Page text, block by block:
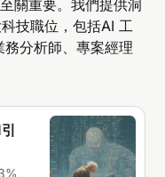
關重要。我們提供洞
技職位，包括AI 工
分析師、專案經理